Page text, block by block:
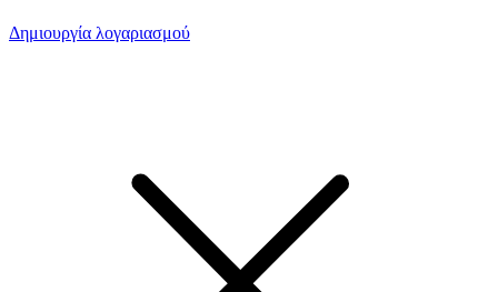
Δημιουργία λογαριασμού